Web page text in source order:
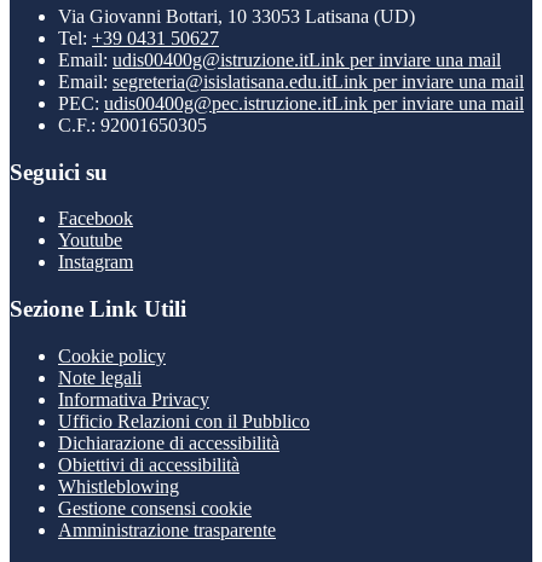
Via Giovanni Bottari, 10 33053 Latisana (UD)
Tel: +39 0431 50627
Email: udis00400g@istruzione.itLink per inviare una mail
Email: segreteria@isislatisana.edu.itLink per inviare una mail
PEC: udis00400g@pec.istruzione.itLink per inviare una mail
C.F.: 92001650305
Seguici su
Facebook
Youtube
Instagram
Sezione Link Utili
Cookie policy
Note legali
Informativa Privacy
Ufficio Relazioni con il Pubblico
Dichiarazione di accessibilità
Obiettivi di accessibilità
Whistleblowing
Gestione consensi cookie
Amministrazione trasparente